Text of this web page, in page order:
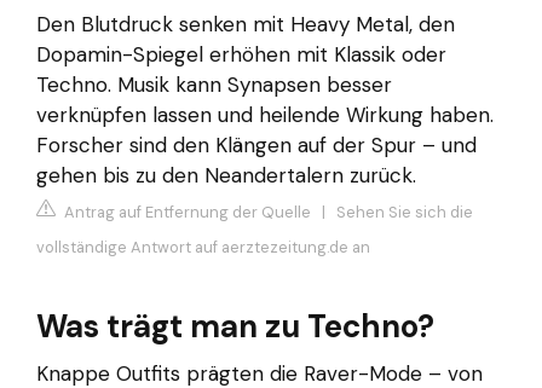
Den Blutdruck senken mit Heavy Metal, den
Dopamin-Spiegel erhöhen mit Klassik oder
Techno. Musik kann Synapsen besser
verknüpfen lassen und heilende Wirkung haben.
Forscher sind den Klängen auf der Spur – und
gehen bis zu den Neandertalern zurück.
Antrag auf Entfernung der Quelle | Sehen Sie sich die
vollständige Antwort auf aerztezeitung.de an
Was trägt man zu Techno?
Knappe Outfits prägten die Raver-Mode – von